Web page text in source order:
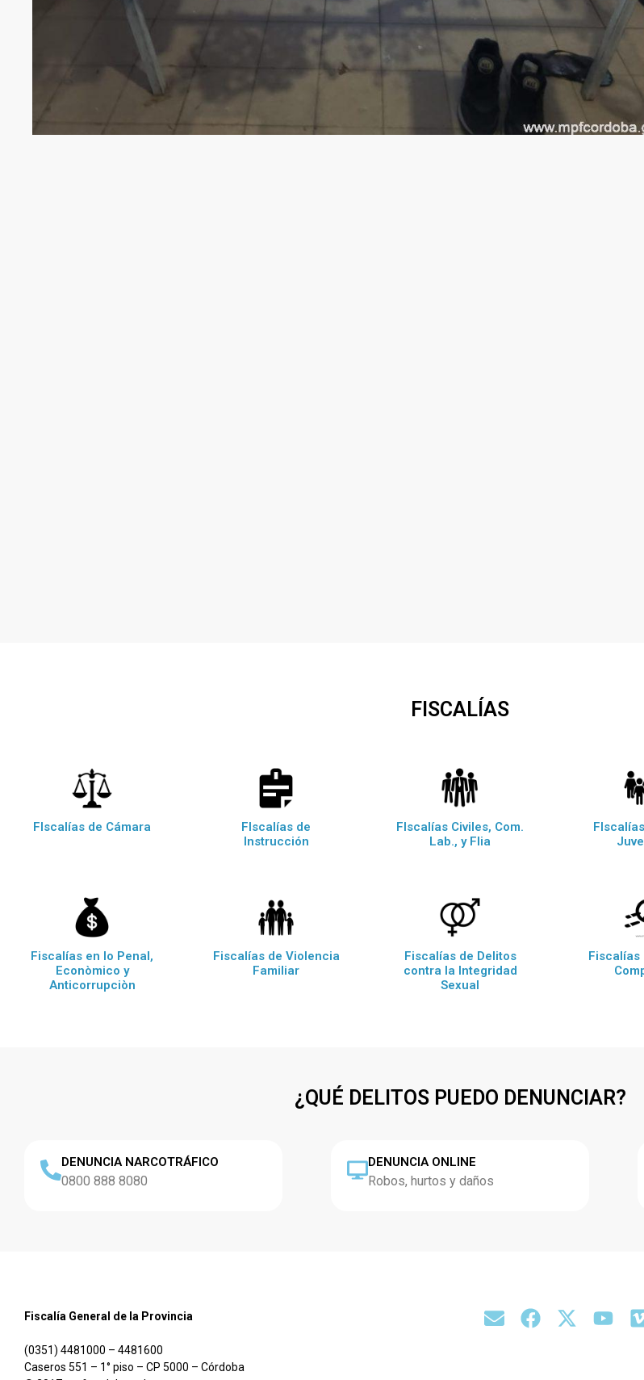
FISCALÍAS
FIscalías de Cámara
FIscalías de
Instrucción
FIscalías Civiles, Com.
Lab., y Flia
Fiscalías en lo Penal,
Econòmico y
Anticorrupciòn
Fiscalías de Violencia
Familiar
Fiscalías de Delitos
contra la Integridad
Sexual
Fiscalías
¿QUÉ DELITOS PUEDO DENUNCIAR?
DENUNCIA NARCOTRÁFICO
0800 888 8080
DENUNCIA ONLINE
Robos, hurtos y daños
Fiscalía General de la Provincia
(0351) 4481000 – 4481600
Caseros 551 – 1° piso – CP 5000 – Córdoba